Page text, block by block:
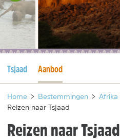
Natuurparken
Dieren
Nieuwsbrief
Huidige pagina
Tsjaad Huidige pagina
Aanbod
Home > Bestemmingen > Afrika
Reizen naar Tsjaad
Reizen naar Tsjaad